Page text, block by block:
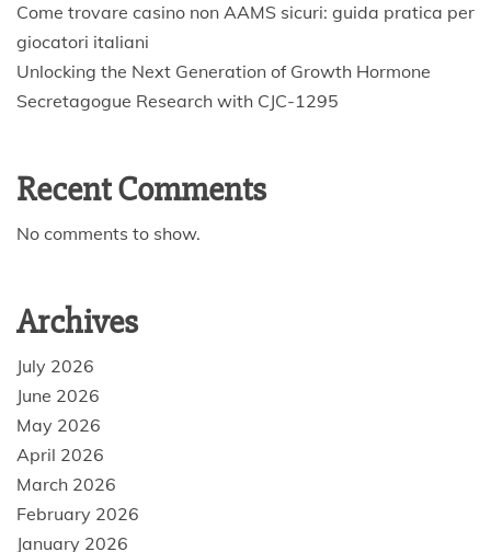
Come trovare casino non AAMS sicuri: guida pratica per
giocatori italiani
Unlocking the Next Generation of Growth Hormone
Secretagogue Research with CJC-1295
Recent Comments
No comments to show.
Archives
July 2026
June 2026
May 2026
April 2026
March 2026
February 2026
January 2026